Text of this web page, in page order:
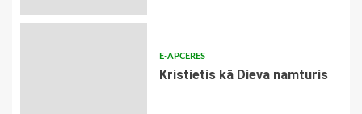
E-APCERES
Kristietis kā Dieva namturis